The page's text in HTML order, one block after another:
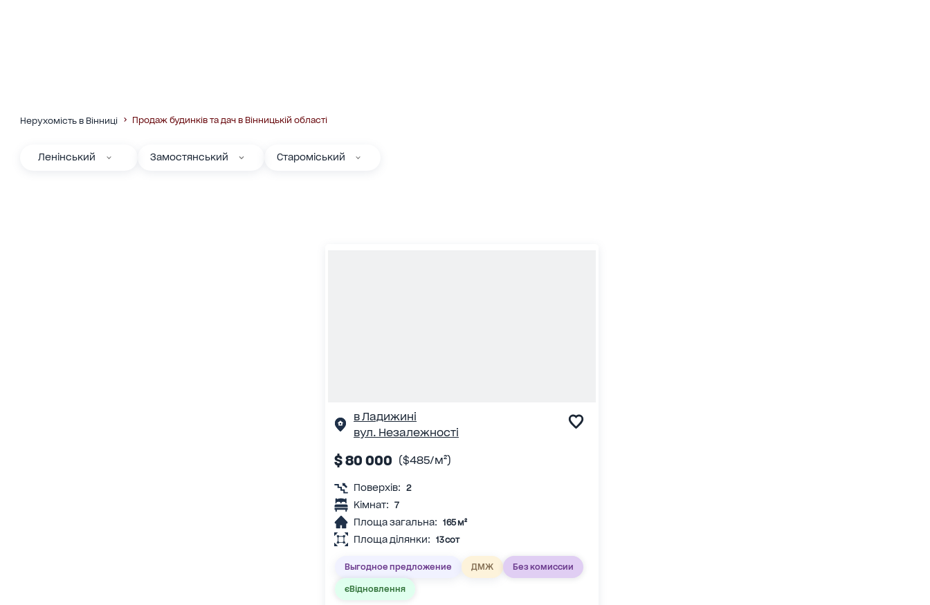
Нерухомість в Вінниці Продаж будинків та дач в Вінницькій області
Ленінський Замостянський Староміський
в Ладижині
вул. Незалежності
$ 80 000 ($485/м²)
Поверхів: 2
Кімнат: 7
Площа загальна: 165 м²
Площа ділянки: 13 сот
Выгодное предложение ДМЖ Без комиссии
єВідновлення